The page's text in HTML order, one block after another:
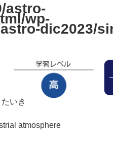
astro-
wp-
dic2023/
いき
atmosphere